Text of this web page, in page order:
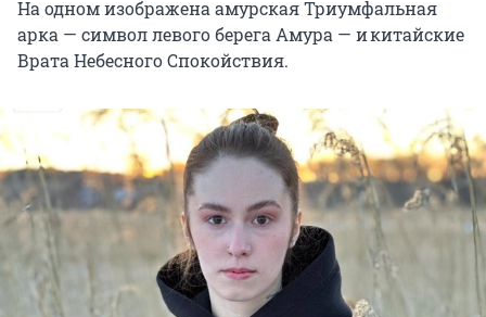
На одном изображена амурская Триумфальная
арка — символ левого берега Амура — и китайские
Врата Небесного Спокойствия.